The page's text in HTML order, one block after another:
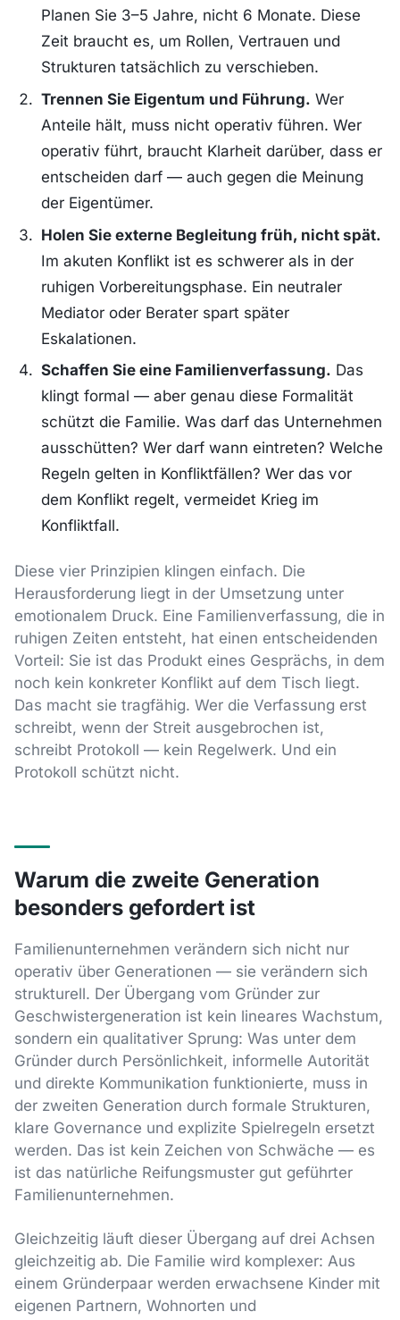
Planen Sie 3–5 Jahre, nicht 6 Monate. Diese
Zeit braucht es, um Rollen, Vertrauen und
Strukturen tatsächlich zu verschieben.
Trennen Sie Eigentum und Führung. Wer
Anteile hält, muss nicht operativ führen. Wer
operativ führt, braucht Klarheit darüber, dass er
entscheiden darf — auch gegen die Meinung
der Eigentümer.
Holen Sie externe Begleitung früh, nicht spät.
Im akuten Konflikt ist es schwerer als in der
ruhigen Vorbereitungsphase. Ein neutraler
Mediator oder Berater spart später
Eskalationen.
Schaffen Sie eine Familienverfassung. Das
klingt formal — aber genau diese Formalität
schützt die Familie. Was darf das Unternehmen
ausschütten? Wer darf wann eintreten? Welche
Regeln gelten in Konfliktfällen? Wer das vor
dem Konflikt regelt, vermeidet Krieg im
Konfliktfall.
Diese vier Prinzipien klingen einfach. Die
Herausforderung liegt in der Umsetzung unter
emotionalem Druck. Eine Familienverfassung, die in
ruhigen Zeiten entsteht, hat einen entscheidenden
Vorteil: Sie ist das Produkt eines Gesprächs, in dem
noch kein konkreter Konflikt auf dem Tisch liegt.
Das macht sie tragfähig. Wer die Verfassung erst
schreibt, wenn der Streit ausgebrochen ist,
schreibt Protokoll — kein Regelwerk. Und ein
Protokoll schützt nicht.
Warum die zweite Generation
besonders gefordert ist
Familienunternehmen verändern sich nicht nur
operativ über Generationen — sie verändern sich
strukturell. Der Übergang vom Gründer zur
Geschwistergeneration ist kein lineares Wachstum,
sondern ein qualitativer Sprung: Was unter dem
Gründer durch Persönlichkeit, informelle Autorität
und direkte Kommunikation funktionierte, muss in
der zweiten Generation durch formale Strukturen,
klare Governance und explizite Spielregeln ersetzt
werden. Das ist kein Zeichen von Schwäche — es
ist das natürliche Reifungsmuster gut geführter
Familienunternehmen.
Gleichzeitig läuft dieser Übergang auf drei Achsen
gleichzeitig ab. Die Familie wird komplexer: Aus
einem Gründerpaar werden erwachsene Kinder mit
eigenen Partnern, Wohnorten und